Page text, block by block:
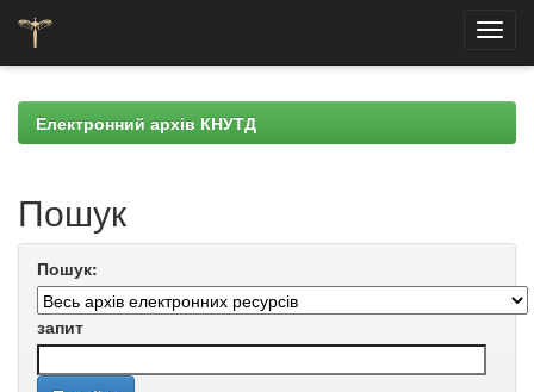
navigationЕлектронний архів КНУТД
Пошук
Пошук:
запит